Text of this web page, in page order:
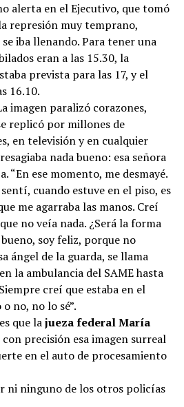
alerta en el Ejecutivo, que tomó
represión muy temprano,
iba llenando. Para tener una
eran a las 15.30, la
prevista para las 17, y el
16.10.
imagen paralizó corazones,
replicó por millones de
en televisión y en cualquier
nada bueno: esa señora
“En ese momento, me desmayé.
cuando estuve en el piso, es
me agarraba las manos. Creí
no veía nada. ¿Será la forma
soy feliz, porque no
ángel de la guarda, se llama
la ambulancia del SAME hasta
creí que estaba en el
no, no lo sé”.
que lajueza federal María
precisión esa imagen surreal
en el auto de procesamiento
ni ninguno de los otros policías